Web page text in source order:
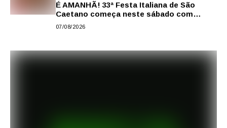
É AMANHÃ! 33ª Festa Italiana de São
Caetano começa neste sábado com
gastronomia, música e solidariedade
07/08/2026